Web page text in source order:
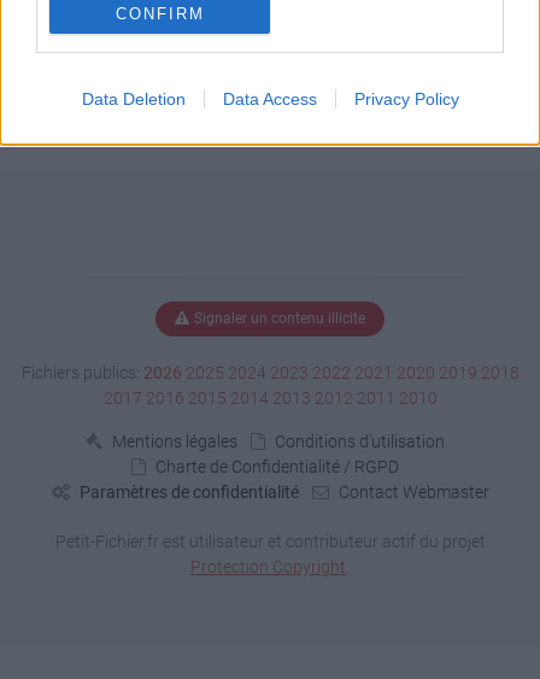
CONFIRM
Data Deletion Data Access Privacy Policy
Signaler un contenu illicite
Fichiers publics: 2026 2025 2024 2023 2022 2021 2020 2019 2018
2017 2016 2015 2014 2013 2012 2011 2010
Mentions légales
Conditions d'utilisation
Charte de Confidentialité / RGPD
Paramètres de confidentialité
Contact Webmaster
Petit-Fichier.fr est utilisateur et contributeur actif du projet
Protection Copyright